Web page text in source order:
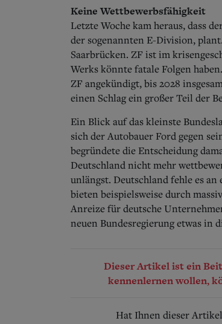
Keine Wettbewerbsfähigkeit
Letzte Woche kam heraus, dass
der sogenannten E-Division,
Saarbrücken. ZF ist im
Werks könnte fatale Folgen
ZF angekündigt, bis 2028
einen Schlag ein großer Teil der
Ein Blick auf das kleinste
sich der Autobauer Ford gegen
begründete die Entscheidung
Deutschland nicht mehr
unlängst. Deutschland fehle es
bieten beispielsweise durch
Anreize für deutsche
neuen Bundesregierung etwas in
Dieser Artikel ist ein
kennenlernen wollen,
Hat Ihnen dieser